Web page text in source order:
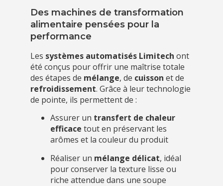
Des machines de transformation
alimentaire pensées pour la
performance
Les systèmes automatisés Limitech ont
été conçus pour offrir une maîtrise totale
des étapes de mélange, de cuisson et de
refroidissement. Grâce à leur technologie
de pointe, ils permettent de :
Assurer un transfert de chaleur
efficace tout en préservant les
arômes et la couleur du produit
Réaliser un mélange délicat, idéal
pour conserver la texture lisse ou
riche attendue dans une soupe